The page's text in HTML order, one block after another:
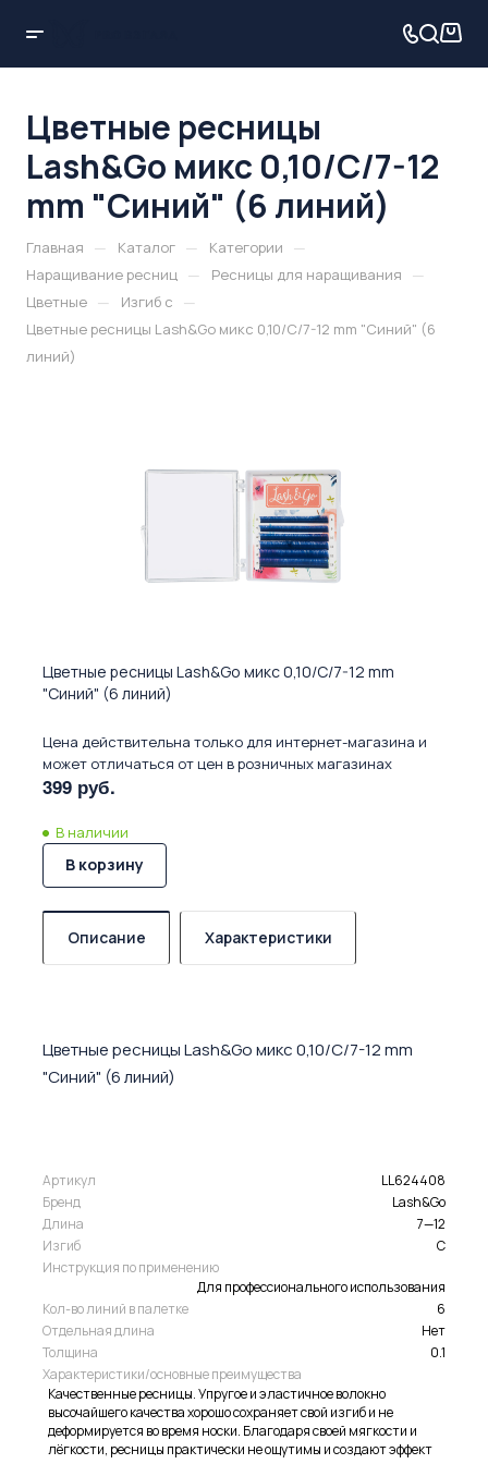
Цветные ресницы
Lash&Go микс 0,10/C/7-12
mm "Синий" (6 линий)
Главная — Каталог — Категории —
Наращивание ресниц — Ресницы для наращивания —
Цветные — Изгиб c —
Цветные ресницы Lash&Go микс 0,10/C/7-12 mm "Синий" (6
линий)
Цветные ресницы Lash&Go микс 0,10/C/7-12 mm
"Синий" (6 линий)
Цена действительна только для интернет-магазина и
может отличаться от цен в розничных магазинах
399 руб.
В наличии
В корзину
Описание Характеристики
Цветные ресницы Lash&Go микс 0,10/C/7-12 mm
"Синий" (6 линий)
Артикул
LL624408
Бренд
Lash&Go
Длина
7—12
Изгиб
C
Инструкция по применению
Для профессионального использования
Кол-во линий в палетке
6
Отдельная длина
Нет
Толщина
0.1
Характеристики/основные преимущества
Качественные ресницы. Упругое и эластичное волокно
высочайшего качества хорошо сохраняет свой изгиб и не
деформируется во время носки. Благодаря своей мягкости и
лёгкости, ресницы практически не ощутимы и создают эффект